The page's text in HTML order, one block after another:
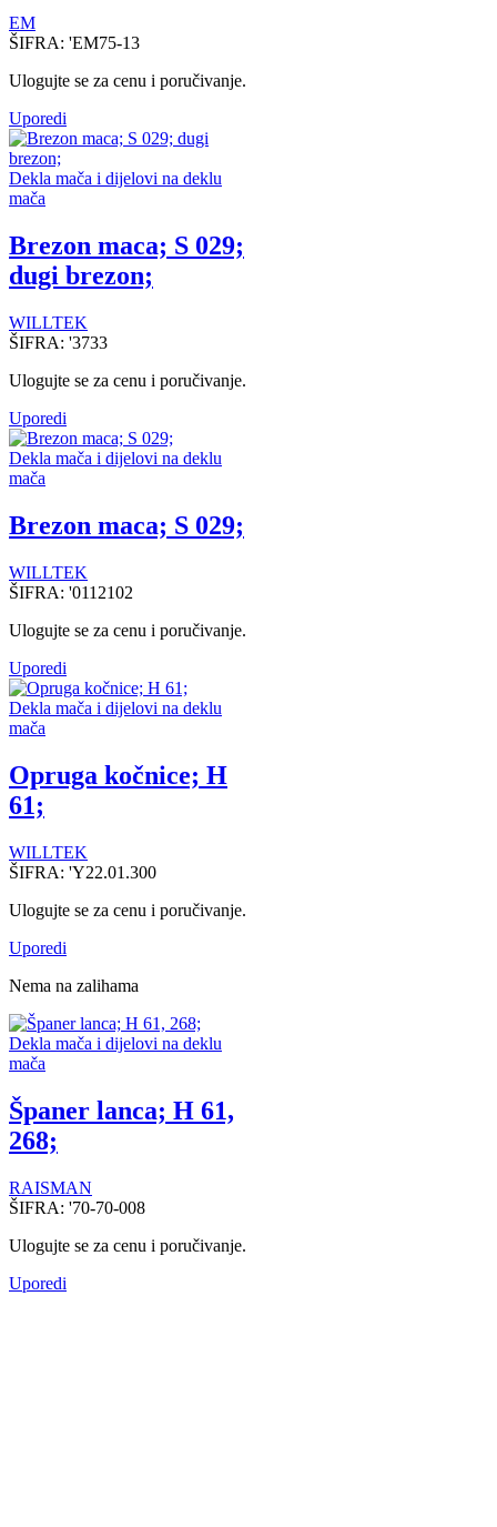
EM
ŠIFRA: 'EM75-13
Ulogujte se za cenu i poručivanje.
Uporedi
Dekla mača i dijelovi na deklu
mača
Brezon maca; S 029;
dugi brezon;
WILLTEK
ŠIFRA: '3733
Ulogujte se za cenu i poručivanje.
Uporedi
Dekla mača i dijelovi na deklu
mača
Brezon maca; S 029;
WILLTEK
ŠIFRA: '0112102
Ulogujte se za cenu i poručivanje.
Uporedi
Dekla mača i dijelovi na deklu
mača
Opruga kočnice; H
61;
WILLTEK
ŠIFRA: 'Y22.01.300
Ulogujte se za cenu i poručivanje.
Uporedi
Nema na zalihama
Dekla mača i dijelovi na deklu
mača
Španer lanca; H 61,
268;
RAISMAN
ŠIFRA: '70-70-008
Ulogujte se za cenu i poručivanje.
Uporedi